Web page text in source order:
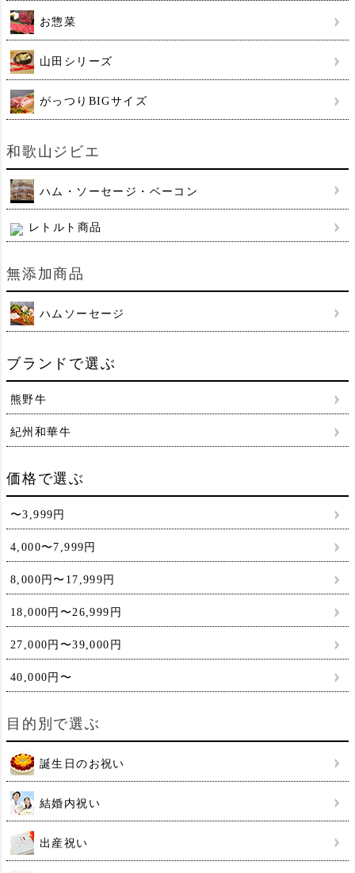
お惣菜
山田シリーズ
がっつりBIGサイズ
和歌山ジビエ
ハム・ソーセージ・ベーコン
レトルト商品
無添加商品
ハムソーセージ
ブランドで選ぶ
熊野牛
紀州和華牛
価格で選ぶ
〜3,999円
4,000〜7,999円
8,000円〜17,999円
18,000円〜26,999円
27,000円〜39,000円
40,000円〜
目的別で選ぶ
誕生日のお祝い
結婚内祝い
出産祝い